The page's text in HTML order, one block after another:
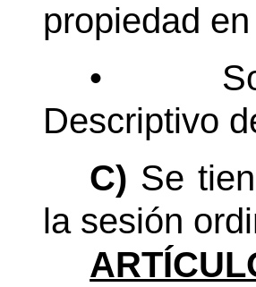
propiedad
•
Descriptivo
C) Se
la sesión